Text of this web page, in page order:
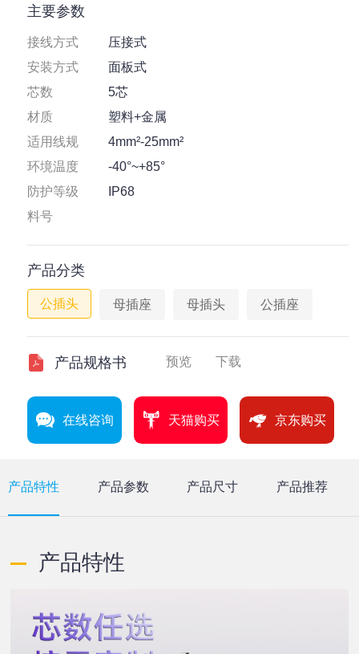
主要参数
接线方式
压接式
安装方式
面板式
芯数
5芯
材质
塑料+金属
适用线规
4mm²-25mm²
环境温度
-40°~+85°
防护等级
IP68
料号
产品分类
公插头 母插座 母插头 公插座
产品规格书 预览 下载
在线咨询 天猫购买 京东购买
产品特性 产品参数 产品尺寸 产品推荐
产品特性